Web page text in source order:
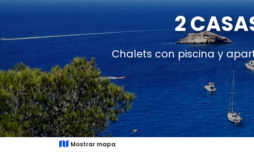
2
Chalets con piscina y
Mostrar mapa